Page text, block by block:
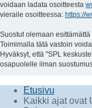
voidaan ladata osoitteesta
vieraile osoitteessa: https://
Suostut olemaan
Toimimalla tätä vastoin
Hyväksyt, että "SPL
osapuolelle ilman
Etusivu
Kaikki ajat ovat